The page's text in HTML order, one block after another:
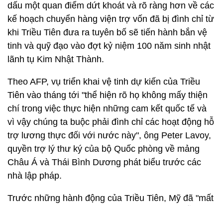
dấu một quan điểm dứt khoát và rõ ràng hơn về các
kế hoạch chuyển hàng viện trợ vốn đã bị đình chỉ từ
khi Triều Tiên đưa ra tuyên bố sẽ tiến hành bắn vệ
tinh và quỹ đạo vào đợt kỷ niệm 100 năm sinh nhật
lãnh tụ Kim Nhật Thành.
Theo AFP, vụ triển khai vệ tinh dự kiến của Triều
Tiên vào tháng tới "thể hiện rõ họ không mấy thiện
chí trong việc thực hiện những cam kết quốc tế và
vì vậy chúng ta buộc phải đình chỉ các hoạt động hỗ
trợ lương thực đối với nước này", ông Peter Lavoy,
quyền trợ lý thư ký của bộ Quốc phòng về mảng
Châu Á và Thái Bình Dương phát biểu trước các
nhà lập pháp.
Trước những hành động của Triều Tiên, Mỹ đã "mất